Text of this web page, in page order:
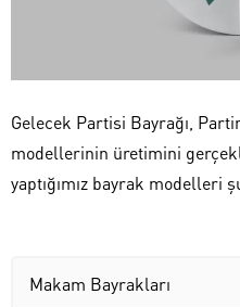
Gelecek Partisi Bayrağı,
modellerinin üretimini
yaptığımız bayrak modelleri
Makam Bayrakları